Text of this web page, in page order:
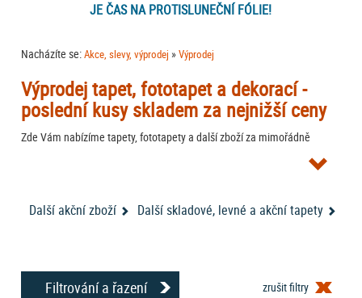
JE ČAS NA PROTISLUNEČNÍ FÓLIE!
Nacházíte se:Akce, slevy, výprodej »Výprodej
Výprodej tapet, fototapet a dekorací -
poslední kusy skladem za nejnižší ceny
Zde Vám nabízíme tapety, fototapety a další zboží za mimořádně
výhodné ceny. Jedná se o například o poslední kousky na skladě, u nás
tapety, fototapety a dekorace
Další akční zboží Další skladové, levné a akční tapety
Filtrování a řazení zrušit filtry